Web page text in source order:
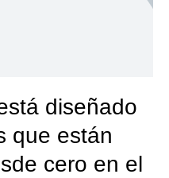
diseñado
que están
cero en el